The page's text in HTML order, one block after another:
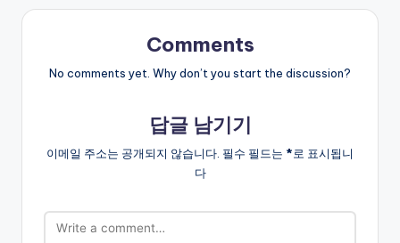
Comments
No comments yet. Why don’t you start the discussion?
답글 남기기
이메일 주소는 공개되지 않습니다. 필수 필드는 *로 표시됩니
다